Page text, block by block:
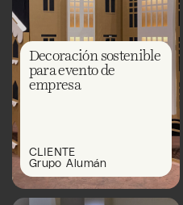
Decoración sostenible
para evento de
empresa
CLIENTE
Grupo Alumán